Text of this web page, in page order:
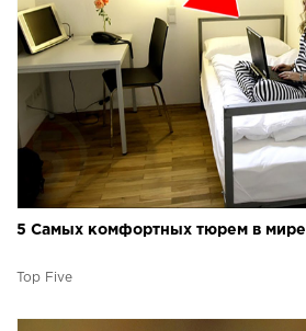
5 Самых комфортных тюрем в мире
Top Five